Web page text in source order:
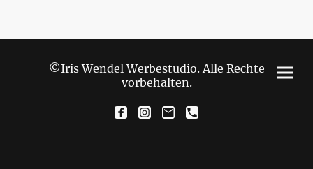
©Iris Wendel Werbestudio. Alle Rechte
vorbehalten.